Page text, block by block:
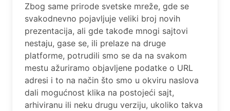
Zbog same prirode svetske mreže, gde se
svakodnevno pojavljuje veliki broj novih
prezentacija, ali gde takođe mnogi sajtovi
nestaju, gase se, ili prelaze na druge
platforme, potrudili smo se da na svakom
mestu ažuriramo objavljene podatke o URL
adresi i to na način što smo u okviru naslova
dali mogućnost klika na postojeći sajt,
arhiviranu ili neku drugu verziju, ukoliko takva